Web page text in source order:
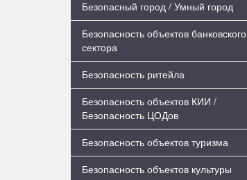
Безопасный город / Умный город
Безопасность объектов банковского
сектора
Безопасность ритейла
Безопасность объектов КИИ /
Безопасность ЦОДов
Безопасность объектов туризма
Безопасность объектов культуры